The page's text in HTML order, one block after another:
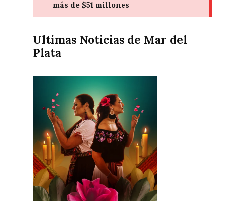
Ultimas Noticias de Mar del
Plata